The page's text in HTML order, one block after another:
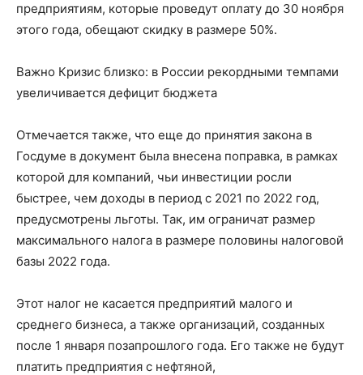
предприятиям, которые проведут оплату до 30 ноября
этого года, обещают скидку в размере 50%.
Важно Кризис близко: в России рекордными темпами
увеличивается дефицит бюджета
Отмечается также, что еще до принятия закона в
Госдуме в документ была внесена поправка, в рамках
которой для компаний, чьи инвестиции росли
быстрее, чем доходы в период с 2021 по 2022 год,
предусмотрены льготы. Так, им ограничат размер
максимального налога в размере половины налоговой
базы 2022 года.
Этот налог не касается предприятий малого и
среднего бизнеса, а также организаций, созданных
после 1 января позапрошлого года. Его также не будут
платить предприятия с нефтяной,